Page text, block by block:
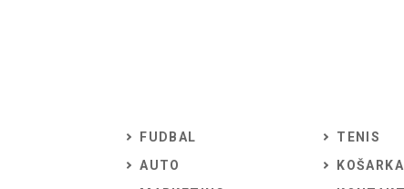
FUDBAL
AUTO
TENIS
KOŠARKA